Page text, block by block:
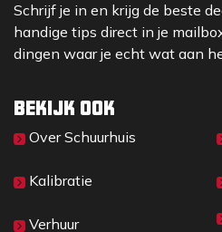
Schrijf je in en krijg de beste
handige tips direct in je
dingen waar je echt wat aan
Bekijk ook
Over Sc​huurhuis
Kalibratie
Verhuur